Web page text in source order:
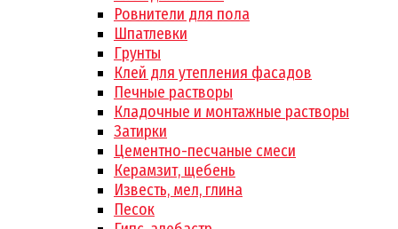
Ровнители для пола
Шпатлевки
Грунты
Клей для утепления фасадов
Печные растворы
Кладочные и монтажные растворы
Затирки
Цементно-песчаные смеси
Керамзит, щебень
Известь, мел, глина
Песок